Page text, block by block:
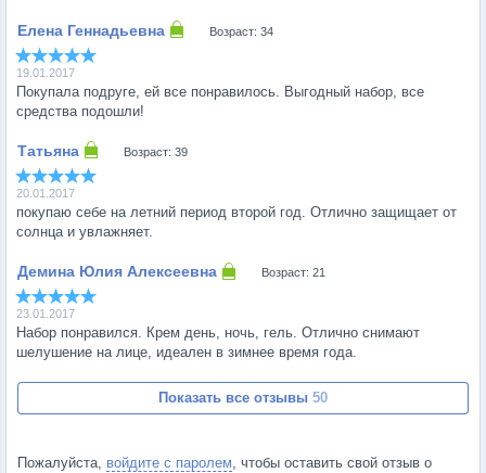
Возраст: 34
19.01.2017
Покупала подруге, ей все понравилось. Выгодный набор, все
средства подошли!
Возраст: 39
20.01.2017
покупаю себе на летний период второй год. Отлично защищает от
солнца и увлажняет.
Возраст: 21
23.01.2017
Набор понравился. Крем день, ночь, гель. Отлично снимают
шелушение на лице, идеален в зимнее время года.
Показать все отзывы 50
Пожалуйста, войдите с паролем, чтобы оставить свой отзыв о